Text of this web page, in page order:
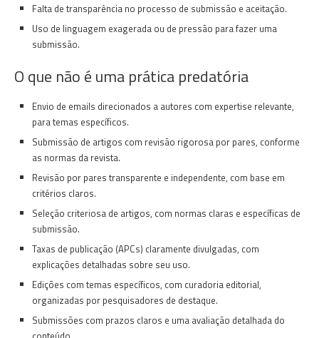
Falta de transparência no processo de submissão e aceitação.
Uso de linguagem exagerada ou de pressão para fazer uma
submissão.
O que não é uma prática predatória
Envio de emails direcionados a autores com expertise relevante,
para temas específicos.
Submissão de artigos com revisão rigorosa por pares, conforme
as normas da revista.
Revisão por pares transparente e independente, com base em
critérios claros.
Seleção criteriosa de artigos, com normas claras e específicas de
submissão.
Taxas de publicação (APCs) claramente divulgadas, com
explicações detalhadas sobre seu uso.
Edições com temas específicos, com curadoria editorial,
organizadas por pesquisadores de destaque.
Submissões com prazos claros e uma avaliação detalhada do